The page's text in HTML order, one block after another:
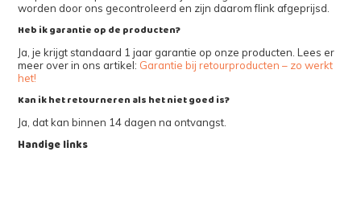
worden door ons gecontroleerd en zijn daarom flink afgeprijsd.
Heb ik garantie op de producten?
Ja, je krijgt standaard 1 jaar garantie op onze producten. Lees er
meer over in ons artikel: Garantie bij retourproducten – zo werkt
het!
Kan ik het retourneren als het niet goed is?
Ja, dat kan binnen 14 dagen na ontvangst.
Handige links